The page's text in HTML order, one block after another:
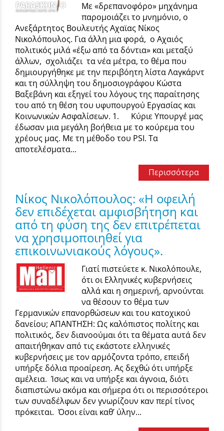
Με «δρεπανοφόρο» μηχάνημα
παρομοιάζει το μνημόνιο, ο
Ανεξάρτητος Βουλευτής Αχαϊας Νίκος
Νικολόπουλος. Για άλλη μια φορά, ο Αχαιός
πολιτικός μιλά «έξω από τα δόντια» και μεταξύ
άλλων, σχολιάζει τα νέα μέτρα, το θέμα που
δημιουργήθηκε με την περιβόητη λίστα Λαγκάρντ
και τη σύλληψη του δημοσιογράφου Κώστα
Βαξεβάνη και εξηγεί του λόγους της παραίτησης
του από τη θέση του υφυπουργού Εργασίας και
Κοινωνικών Ασφαλίσεων. 1. Κύριε Υπουργέ μας
έδωσαν μια μεγάλη βοήθεια με το κούρεμα του
χρέους μας. Με τη μέθοδο του PSI. Τα
αποτελέσματα...
Περισσότερα
Νίκος Νικολόπουλος: «Η οφειλή
δεν επιδέχεται αμφισβήτηση και
από τη φύση της δεν επιτρέπεται
να χρησιμοποιηθεί για
επικοινωνιακούς λόγους».
Γιατί πιστεύετε κ. Νικολόπουλε,
ότι οι Ελληνικές κυβερνήσεις
αλλά και η σημερινή, αρνούνται
να θέσουν το θέμα των
Γερμανικών επανορθώσεων και του κατοχικού
δανείου; ΑΠΑΝΤΗΣΗ: Ως καλόπιστος πολίτης και
πολιτικός, δεν διανοούμαι ότι τα θέματα αυτά δεν
απαιτήθηκαν από τις εκάστοτε ελληνικές
κυβερνήσεις με τον αρμόζοντα τρόπο, επειδή
υπήρξε δόλια προαίρεση. Ας δεχθώ ότι υπήρξε
αμέλεια. Ίσως και να υπήρξε και άγνοια, διότι
διαπιστώνω ακόμα και σήμερα ότι οι περισσότεροι
των συναδέλφων δεν γνωρίζουν καν περί τίνος
πρόκειται. Όσοι είναι καθ’ ύλην...